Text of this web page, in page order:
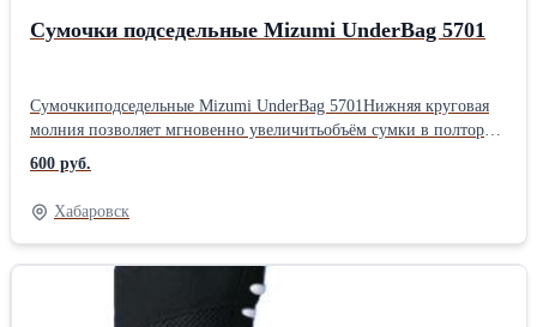
Сумочки подседельные Mizumi UnderBag 5701
Сумочкиподседельные Mizumi UnderBag 5701Нижняя круговая
молния позволяет мгновенно увеличитьобъём сумки в полтора
раза, если это будет нужно.Особенности: светоотражающие
элементы; крепёж для заднегофонаря; надёжная
фиксацияПрименение: UnderBag 5701размер L-600 руб,
UnderBag5701размер M, S-500 рубМатериал: полиамид 600D
Производитель Mizumi
600 руб.
Хабаровск